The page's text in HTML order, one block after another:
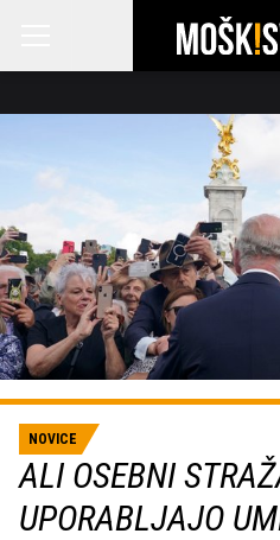
NOVICE
ALI OSEBNI
UPORABLJAJO